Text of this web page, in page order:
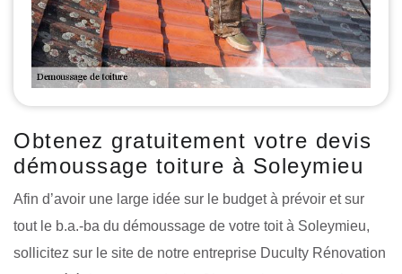
Obtenez gratuitement votre devis
démoussage toiture à Soleymieu
Afin d’avoir une large idée sur le budget à prévoir et sur
tout le b.a.-ba du démoussage de votre toit à Soleymieu,
sollicitez sur le site de notre entreprise Duculty Rénovation